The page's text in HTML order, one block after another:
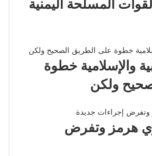
المسلحة اليمنية
والإسلامية خطوة
ولكن
هرمز وتفرض